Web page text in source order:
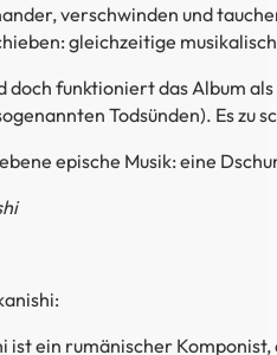
verschwinden und
gleichzeitige
doch funktioniert das Album
Todsünden). Es zu
epische Musik: eine
ist ein rumänischer